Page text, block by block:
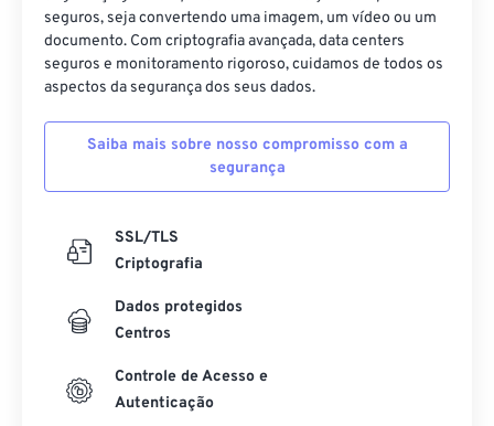
seguros, seja convertendo uma imagem, um vídeo ou um
documento. Com criptografia avançada, data centers
seguros e monitoramento rigoroso, cuidamos de todos os
aspectos da segurança dos seus dados.
Saiba mais sobre nosso compromisso com a
segurança
SSL/TLS
Criptografia
Dados protegidos
Centros
Controle de Acesso e
Autenticação